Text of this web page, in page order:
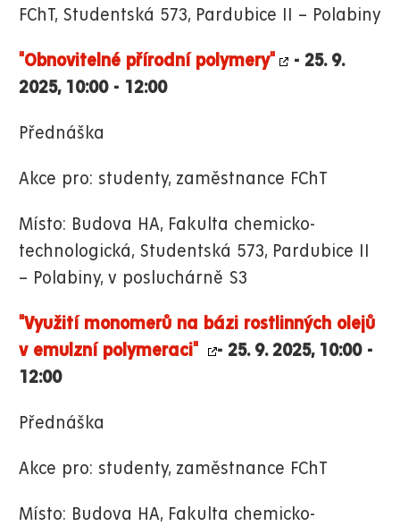
FChT, Studentská 573, Pardubice II – Polabiny
"Obnovitelné přírodní polymery"
- 25. 9.
2025, 10:00 - 12:00
Přednáška
Akce pro: studenty, zaměstnance FChT
Místo: Budova HA, Fakulta chemicko-
technologická, Studentská 573, Pardubice II
– Polabiny, v posluchárně S3
"Využití monomerů na bázi rostlinných olejů
v emulzní polymeraci"
- 25. 9. 2025, 10:00 -
12:00
Přednáška
Akce pro: studenty, zaměstnance FChT
Místo: Budova HA, Fakulta chemicko-